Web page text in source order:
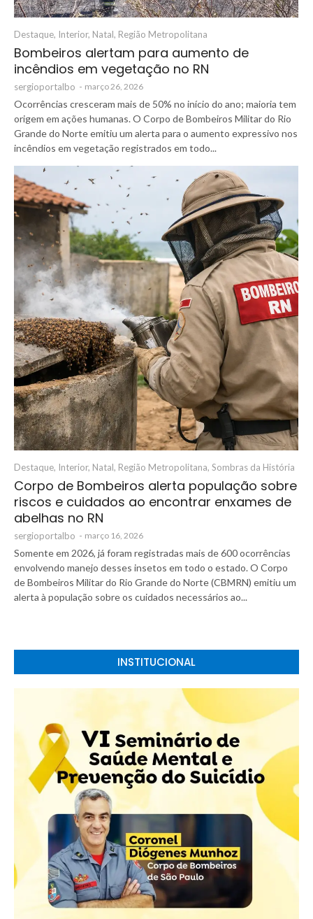
Destaque, Interior, Natal, Região Metropolitana
Bombeiros alertam para aumento de
incêndios em vegetação no RN
sergioportalbo - março 26, 2026
Ocorrências cresceram mais de 50% no início do ano; maioria tem
origem em ações humanas. O Corpo de Bombeiros Militar do Rio
Grande do Norte emitiu um alerta para o aumento expressivo nos
incêndios em vegetação registrados em todo...
Destaque, Interior, Natal, Região Metropolitana, Sombras da História
Corpo de Bombeiros alerta população sobre
riscos e cuidados ao encontrar enxames de
abelhas no RN
sergioportalbo - março 16, 2026
Somente em 2026, já foram registradas mais de 600 ocorrências
envolvendo manejo desses insetos em todo o estado. O Corpo
de Bombeiros Militar do Rio Grande do Norte (CBMRN) emitiu um
alerta à população sobre os cuidados necessários ao...
INSTITUCIONAL